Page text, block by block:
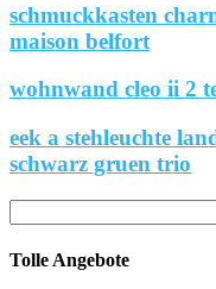
schmuckkasten
maison belfort
wohnwand cleo ii 2
eek a stehleuchte
schwarz gruen trio
Tolle Angebote